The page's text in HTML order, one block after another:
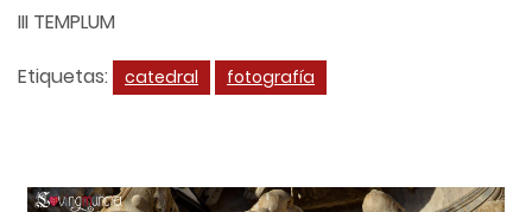
III TEMPLUM
Etiquetas:
catedral fotografía